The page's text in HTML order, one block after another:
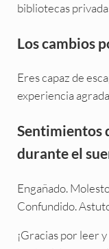
bibliotecas
Los cambios
Eres capaz de
experiencia
Sentimientos
durante el
Engañado.
Confundido.
¡Gracias por leer